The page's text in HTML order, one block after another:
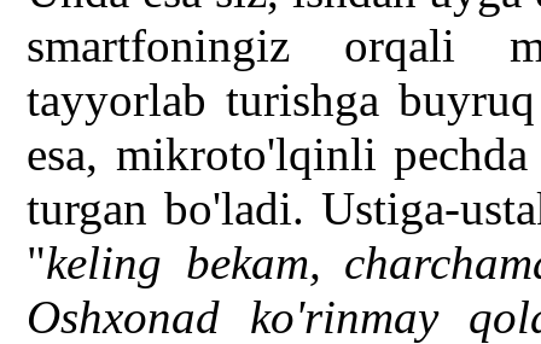
smartfoningiz orqali
tayyorlab turishga
esa, mikroto'lqinli
turgan bo'ladi. Ustiga-
"keling bekam,
Oshxonad ko'rinmay